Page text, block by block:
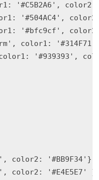
'#C5B2A6', color2:
'#504AC4',
'#bfc9cf',
color1:
'#939393',
color2: '#BB9F34'},
color2: '#E4E5E7' }